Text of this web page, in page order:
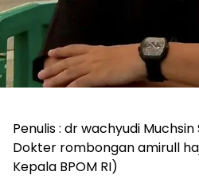
Penulis : dr wachyudi Muchsin
Dokter rombongan amirull
Kepala BPOM RI)